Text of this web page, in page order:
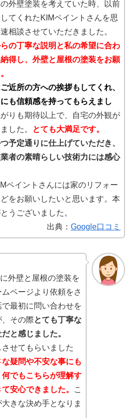
外壁塗装を考えていた時、以前
てくれたKIMペイントさんを思
相談させていただきました。
の丁寧な説明と私の希望に合わ
得し、外壁と屋根の塗装をお願
近所の方への挨拶もしてくれ、
も信頼感を持ってもらえまし
りも期待以上で、自宅の外観が
した。
とても大満足です。
予定通りに仕上げていただき、
者の素晴らしい技術力には感心
ペイントさんには家のリフォー
をお願いしたいと思います。本
うございました。
出典： Google口コミ
外壁と屋根の塗装を
ページより依頼をさ
最初に問い合わせを
その際とても丁寧な
と感じました。
せてもらいました
な疑問や不安な事にも
でもこちらが理解す
安心できました。
こ
きな決め手となりま